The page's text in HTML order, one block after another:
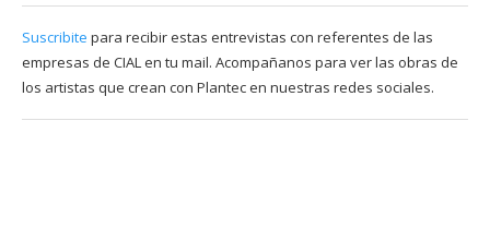
Suscribite para recibir estas entrevistas con referentes de las
empresas de CIAL en tu mail. Acompañanos para ver las obras de
los artistas que crean con Plantec en nuestras redes sociales.